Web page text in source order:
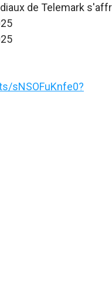
de Telemark
sNSOFuKnfe0?